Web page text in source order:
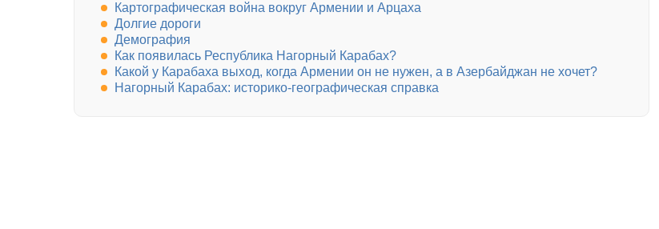
Картографическая война вокруг Армении и Арцаха
Долгие дороги
Демография
Как появилась Республика Нагорный Карабах?
Какой у Карабаха выход, когда Армении он не нужен, а в Азербайджан не хочет?
Нагорный Карабах: историко-географическая справка